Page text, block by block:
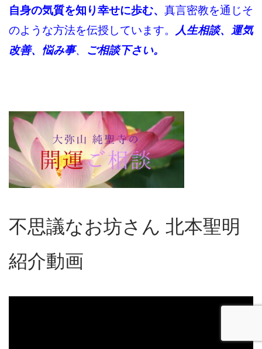
自身の気質を知り幸せに歩む、 真言密教を通じそ
のような方法を伝授しています。 人生相談、運気
改善、悩み事、 ご相談下さい。
不思議なお坊さん 北本聖明
紹介動画